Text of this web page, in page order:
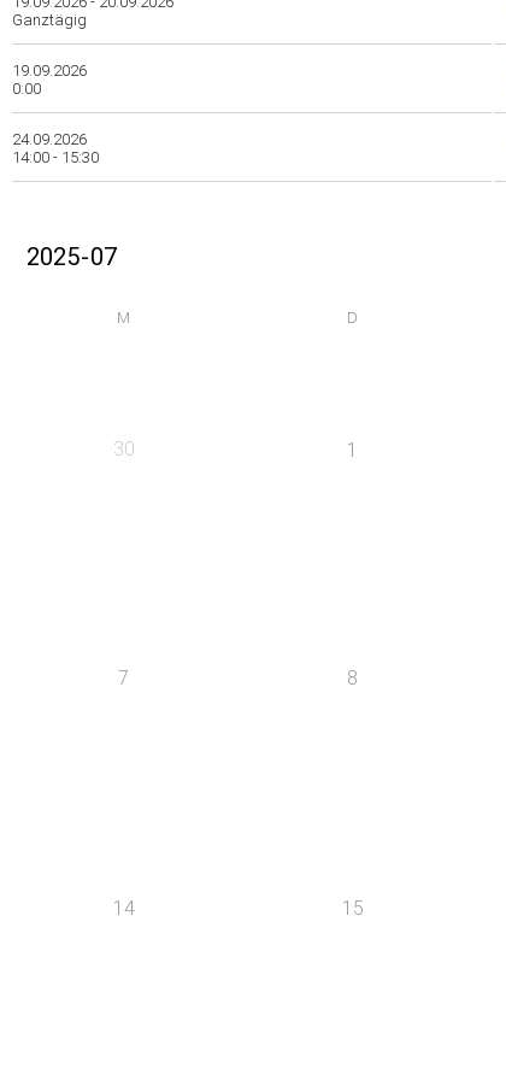
Ganztägig
19.09.2026
0:00
24.09.2026
14:00 - 15:30
M D
30 1
7 8
14 15